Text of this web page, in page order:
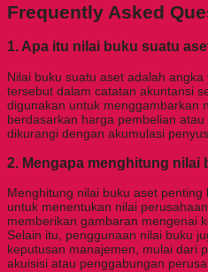
Frequently Asked
1. Apa itu nilai buku suatu
Nilai buku suatu aset adalah
tersebut dalam catatan akuntansi
digunakan untuk menggambarkan
berdasarkan harga pembelian
dikurangi dengan akumulasi
2. Mengapa menghitung nilai
Menghitung nilai buku aset
untuk menentukan nilai
memberikan gambaran mengenai
Selain itu, penggunaan nilai buku
keputusan manajemen, mulai dari
akuisisi atau penggabungan